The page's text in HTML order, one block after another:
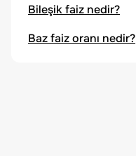
Bileşik faiz nedir?
Baz faiz oranı nedir?